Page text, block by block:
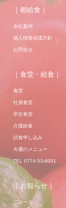
｜都給食｜
会社案内
個人情報保護方針
お問合せ
｜食堂・給食｜
食堂
社員食堂
学生食堂
介護給食
試食申し込み
今週のメニュー
TEL 0774-53-6001
｜お知らせ｜
ニュース